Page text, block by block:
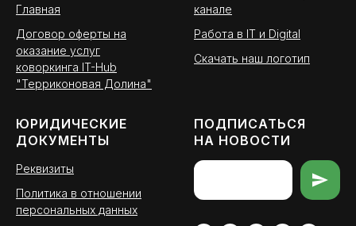
Главная
Договор оферты на
оказание услуг
коворкинга IT-Hub
"Терриконовая Долина"
канале
Работа в IT и Digital
Скачать наш логотип
ЮРИДИЧЕСКИЕ
ДОКУМЕНТЫ
Реквизиты
Политика в отношении
персональных данных
ПОДПИСАТЬСЯ
НА НОВОСТИ